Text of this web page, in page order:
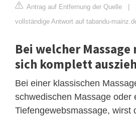
Antrag auf Entfernung der Quelle |
vollständige Antwort auf tabandu-
Bei welcher Massage
sich komplett
Bei einer klassischen
schwedischen Massage oder
Tiefengewebsmassage, wirst